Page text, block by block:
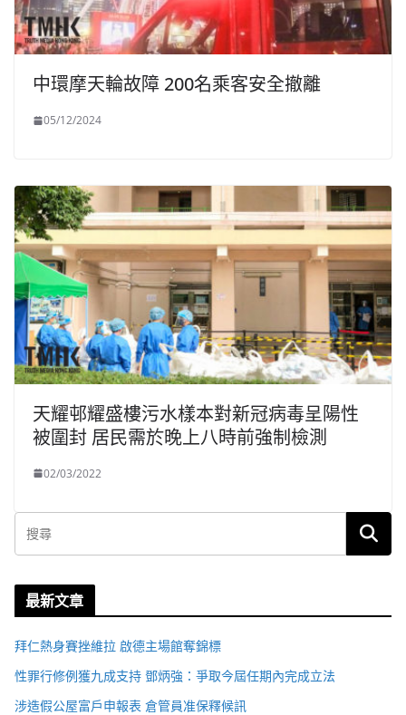
中環摩天輪故障 200名乘客安全撤離
05/12/2024
天耀邨耀盛樓污水樣本對新冠病毒呈陽性
被圍封 居民需於晚上八時前強制檢測
02/03/2022
最新文章
拜仁熱身賽挫維拉 啟德主場館奪錦標
性罪行修例獲九成支持 鄧炳強：爭取今屆任期內完成立法
涉造假公屋富戶申報表 倉管員准保釋候訊